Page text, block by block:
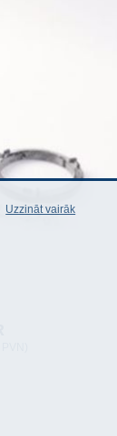
Uzzināt vairāk